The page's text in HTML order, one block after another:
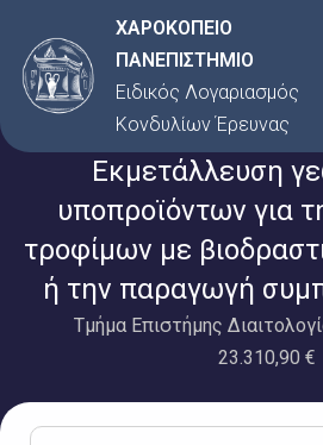
στο
περιεχόμενο
ΧΑΡΟΚΟΠΕΙΟ
ΠΑΝΕΠΙΣΤΗΜΙΟ
Ειδικός Λογαριασμός
Κονδυλίων Έρευνας
Εκμετάλλευση
υποπροϊόντων για
τροφίμων με
ή την παραγωγή
Τμήμα Επιστήμης
23.310,90 €